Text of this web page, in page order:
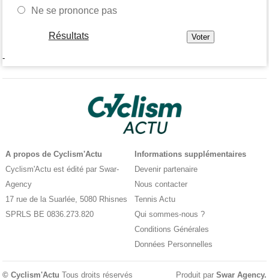
Ne se prononce pas
Résultats
-
A propos de Cyclism'Actu
Cyclism'Actu est édité par Swar-
Agency
17 rue de la Suarlée, 5080 Rhisnes
SPRLS BE 0836.273.820
Informations supplémentaires
Devenir partenaire
Nous contacter
Tennis Actu
Qui sommes-nous ?
Conditions Générales
Données Personnelles
© Cyclism'Actu Tous droits réservés
Produit par Swar Agency.